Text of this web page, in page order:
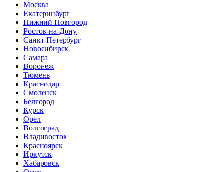
Москва
Екатеринбург
Нижний Новгород
Ростов-на-Дону
Санкт-Петербург
Новосибирск
Самара
Воронеж
Тюмень
Краснодар
Смоленск
Белгород
Курск
Орел
Волгоград
Владивосток
Красноярск
Иркутск
Хабаровск